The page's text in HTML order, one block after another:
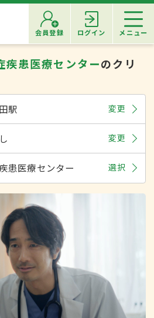
会員登録 ログイン メニュー
疾患医療センターのクリ
駅 変更
変更
患医療センター 選択